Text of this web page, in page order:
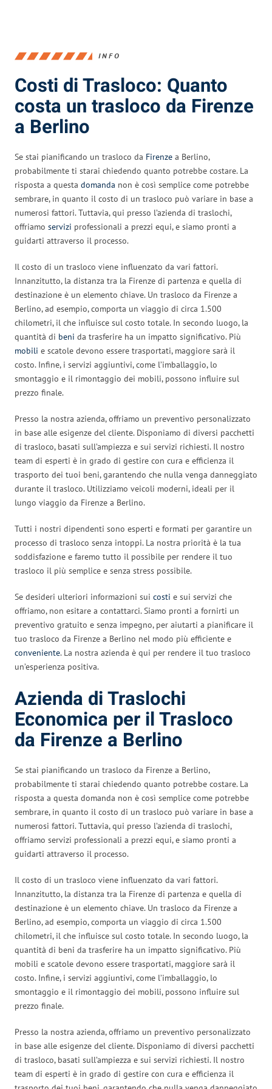
INFO
Costi di Trasloco: Quanto
costa un trasloco da Firenze
a Berlino
Se stai pianificando un trasloco da Firenze a Berlino,
probabilmente ti starai chiedendo quanto potrebbe costare. La
risposta a questa domanda non è così semplice come potrebbe
sembrare, in quanto il costo di un trasloco può variare in base a
numerosi fattori. Tuttavia, qui presso l’azienda di traslochi,
offriamo servizi professionali a prezzi equi, e siamo pronti a
guidarti attraverso il processo.
Il costo di un trasloco viene influenzato da vari fattori.
Innanzitutto, la distanza tra la Firenze di partenza e quella di
destinazione è un elemento chiave. Un trasloco da Firenze a
Berlino, ad esempio, comporta un viaggio di circa 1.500
chilometri, il che influisce sul costo totale. In secondo luogo, la
quantità di beni da trasferire ha un impatto significativo. Più
mobili e scatole devono essere trasportati, maggiore sarà il
costo. Infine, i servizi aggiuntivi, come l’imballaggio, lo
smontaggio e il rimontaggio dei mobili, possono influire sul
prezzo finale.
Presso la nostra azienda, offriamo un preventivo personalizzato
in base alle esigenze del cliente. Disponiamo di diversi pacchetti
di trasloco, basati sull’ampiezza e sui servizi richiesti. Il nostro
team di esperti è in grado di gestire con cura e efficienza il
trasporto dei tuoi beni, garantendo che nulla venga danneggiato
durante il trasloco. Utilizziamo veicoli moderni, ideali per il
lungo viaggio da Firenze a Berlino.
Tutti i nostri dipendenti sono esperti e formati per garantire un
processo di trasloco senza intoppi. La nostra priorità è la tua
soddisfazione e faremo tutto il possibile per rendere il tuo
trasloco il più semplice e senza stress possibile.
Se desideri ulteriori informazioni sui costi e sui servizi che
offriamo, non esitare a contattarci. Siamo pronti a fornirti un
preventivo gratuito e senza impegno, per aiutarti a pianificare il
tuo trasloco da Firenze a Berlino nel modo più efficiente e
conveniente. La nostra azienda è qui per rendere il tuo trasloco
un’esperienza positiva.
Azienda di Traslochi
Economica per il Trasloco
da Firenze a Berlino
Se stai pianificando un trasloco da Firenze a Berlino,
probabilmente ti starai chiedendo quanto potrebbe costare. La
risposta a questa domanda non è così semplice come potrebbe
sembrare, in quanto il costo di un trasloco può variare in base a
numerosi fattori. Tuttavia, qui presso l’azienda di traslochi,
offriamo servizi professionali a prezzi equi, e siamo pronti a
guidarti attraverso il processo.
Il costo di un trasloco viene influenzato da vari fattori.
Innanzitutto, la distanza tra la Firenze di partenza e quella di
destinazione è un elemento chiave. Un trasloco da Firenze a
Berlino, ad esempio, comporta un viaggio di circa 1.500
chilometri, il che influisce sul costo totale. In secondo luogo, la
quantità di beni da trasferire ha un impatto significativo. Più
mobili e scatole devono essere trasportati, maggiore sarà il
costo. Infine, i servizi aggiuntivi, come l’imballaggio, lo
smontaggio e il rimontaggio dei mobili, possono influire sul
prezzo finale.
Presso la nostra azienda, offriamo un preventivo personalizzato
in base alle esigenze del cliente. Disponiamo di diversi pacchetti
di trasloco, basati sull’ampiezza e sui servizi richiesti. Il nostro
team di esperti è in grado di gestire con cura e efficienza il